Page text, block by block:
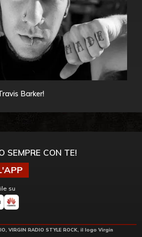
Barker!
SEMPRE CON TE!
su
VIRGIN RADIO STYLE ROCK, il logo Virgin